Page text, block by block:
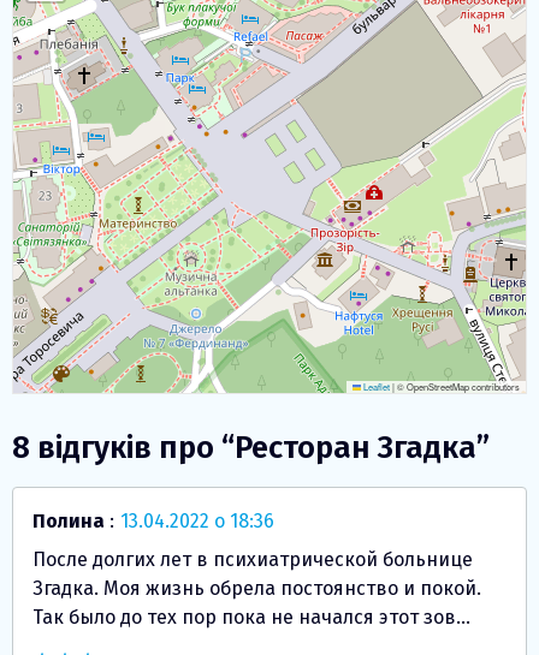
Leaflet|© OpenStreetMap contributors
8 відгуків про “Ресторан Згадка”
Полина : 13.04.2022 о 18:36
После долгих лет в психиатрической больнице
Згадка. Моя жизнь обрела постоянство и покой.
Так было до тех пор пока не начался этот зов…